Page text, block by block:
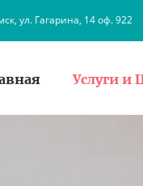
ул. Гагарина, 14 оф. 922
Услуги и